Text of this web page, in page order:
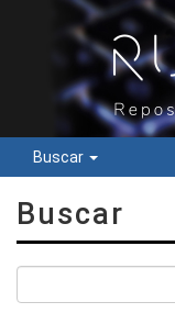
Buscar
Buscar